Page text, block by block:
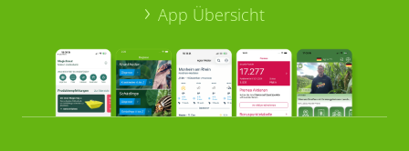
App Übersicht